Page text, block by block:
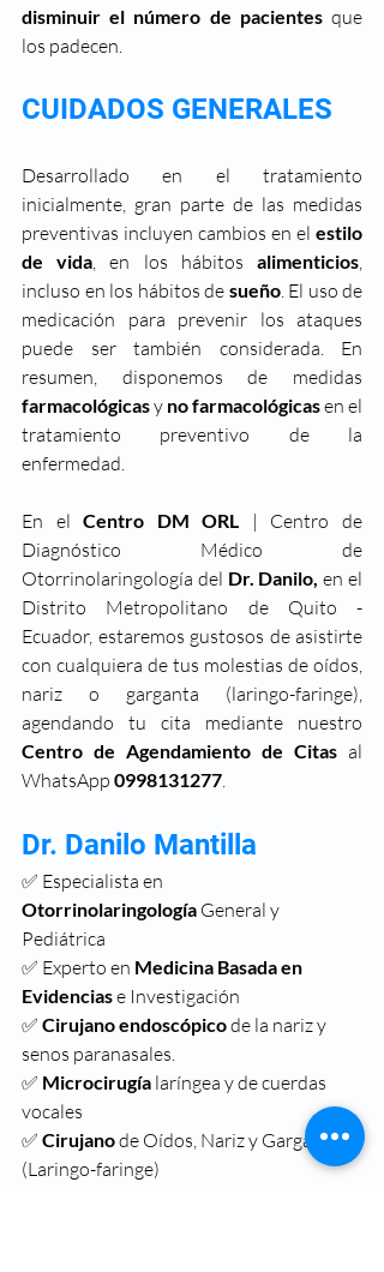
disminuir el número de pacientes que
los padecen.
CUIDADOS GENERALES
Desarrollado en el tratamiento
inicialmente, gran parte de las medidas
preventivas incluyen cambios en el estilo
de vida , en los hábitos alimenticios
incluso en los hábitos de sueño. El uso de
medicación para prevenir los ataques
puede ser también considerada. En
farmacológicas y no farmacológicas en el
tratamiento preventivo de la
enfermedad.
En el Centro DM ORL
| Centro de
Diagnóstico Médico de
Otorrinolaringología del Dr. Danilo, en el
Distrito Metropolitano de Quito -
Ecuador, estaremos gustosos de asistirte
con cualquiera de tus molestias de oídos,
nariz o garganta (laringo-faringe),
Centro de Agendamiento de Citas al
WhatsApp 0998131277
Dr. Danilo Mantilla
✅ Especialista en
Otorrinolaringología General y
Pediátrica
✅ Experto en Medicina Basada en
Evidencias e Investigación
✅ Cirujano endoscópico de la nariz y
senos paranasales.
✅ Microcirugía laríngea y de cuerdas
vocales
✅ Cirujano de Oídos, Nariz y Garganta
(Laringo-faringe)